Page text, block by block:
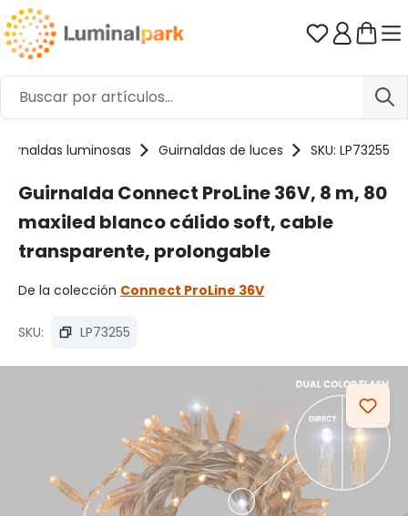
Saltar al contenido principal Tienes 0
luminosas Guirnaldas de luces SKU: LP73255
Guirnalda Connect ProLine 36V, 8 m, 80
maxiled blanco cálido soft, cable
transparente, prolongable
De la colección Connect ProLine 36V
SKU: LP73255